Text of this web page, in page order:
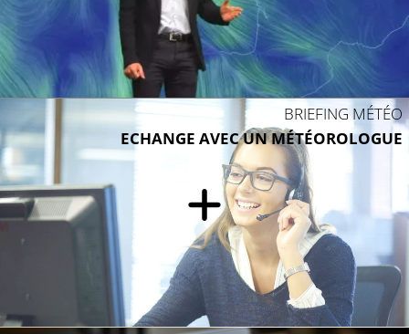
BRIEFING MÉTÉO
ECHANGE AVEC UN MÉTÉOROLOGUE